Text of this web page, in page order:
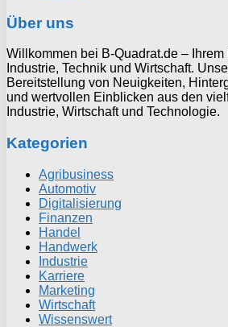
Über uns
Willkommen bei B-Quadrat.de –
Industrie, Technik und Wirtschaft.
Bereitstellung von Neuigkeiten,
und wertvollen Einblicken aus den
Industrie, Wirtschaft und Technologie.
Kategorien
Agribusiness
Automotiv
Digitalisierung
Finanzen
Handel
Handwerk
Industrie
Karriere
Marketing
Wirtschaft
Wissenswert